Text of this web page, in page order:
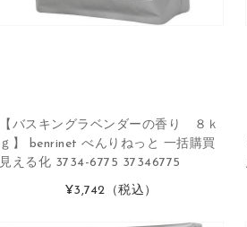
【バスキングラベンダーの香り ８ｋ
ｇ】 benrinet べんりねっと 一括購買
見える化 3734-6775 37346775
¥3,742 （税込）